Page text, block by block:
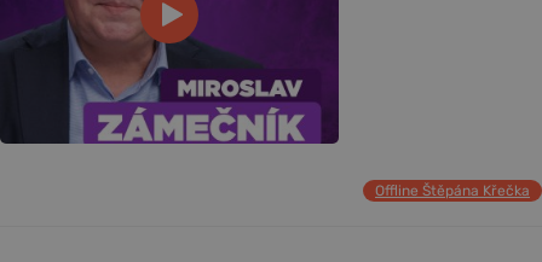
Offline Štěpána Křečka